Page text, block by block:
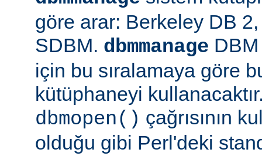
göre arar: Berkeley DB
SDBM. dbmmanage
için bu sıralamaya göre
kütüphaneyi
dbmopen() çağrısının
olduğu gibi Perl'deki